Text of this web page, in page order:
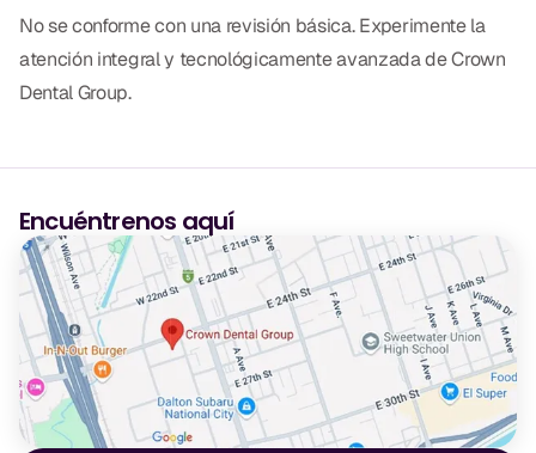
No se conforme con una revisión básica. Experimente la
atención integral y tecnológicamente avanzada de Crown
Dental Group.
Encuéntrenos aquí